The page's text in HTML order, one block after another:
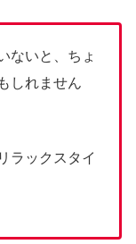
ないと、ちょ
しれません
ラックスタイ